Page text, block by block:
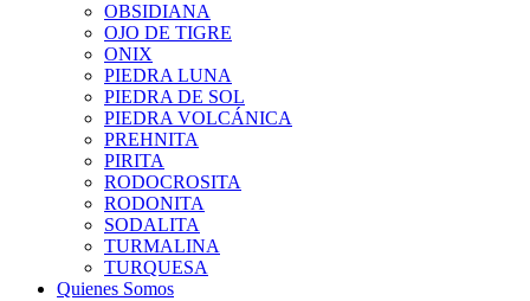
OBSIDIANA
OJO DE TIGRE
ONIX
PIEDRA LUNA
PIEDRA DE SOL
PIEDRA VOLCÁNICA
PREHNITA
PIRITA
RODOCROSITA
RODONITA
SODALITA
TURMALINA
TURQUESA
Quienes Somos